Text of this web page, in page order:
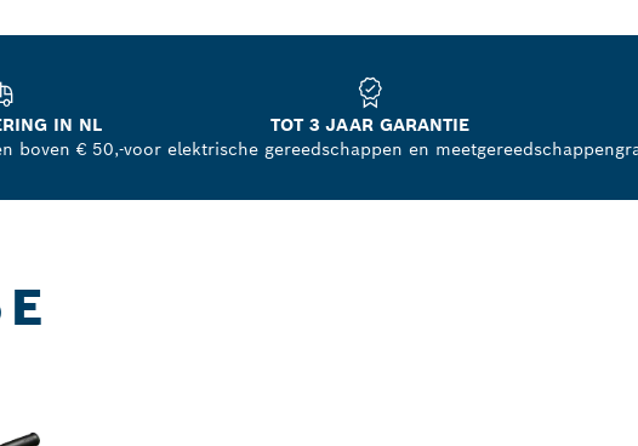
IN NL
boven € 50,-
TOT 3 JAAR GARANTIE
voor elektrische gereedschappen en meetgereedschappen